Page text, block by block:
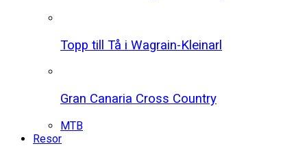
Topp till Tå i Wagrain-Kleinarl
Gran Canaria Cross Country
MTB
Resor